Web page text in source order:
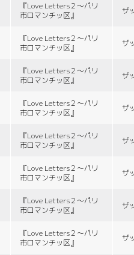
『Love Letters２〜パリ
市ロマンチッ区』
ザ
『Love Letters２〜パリ
市ロマンチッ区』
ザ
『Love Letters２〜パリ
市ロマンチッ区』
ザ
『Love Letters２〜パリ
市ロマンチッ区』
ザ
『Love Letters２〜パリ
市ロマンチッ区』
ザ
『Love Letters２〜パリ
市ロマンチッ区』
ザ
『Love Letters２〜パリ
市ロマンチッ区』
ザ
『Love Letters２〜パリ
市ロマンチッ区』
ザ